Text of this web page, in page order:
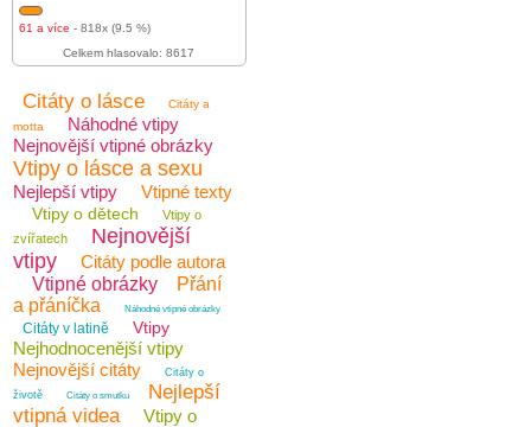
61 a více - 818x (9.5 %)
Celkem hlasovalo: 8617
Citáty o lásce
Citáty a
motta
Náhodné vtipy
Nejnovější vtipné obrázky
Vtipy o lásce a sexu
Nejlepší vtipy Vtipné texty
Vtipy o dětech
Vtipy o
zvířatech
Nejnovější
vtipy
Citáty podle autora
Vtipné obrázky
Přání
a přáníčka
Náhodné vtipné obrázky
Citáty v latině Vtipy
Nejhodnocenější vtipy
Nejnovější citáty
Citáty o
životě
Citáty o smutku
Nejlepší
vtipná videa
Vtipy o